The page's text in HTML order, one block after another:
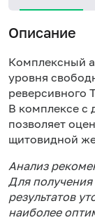
Описание
Комплексный
уровня
реверсивного
В комплексе с
позволяет
щитовидной
Анализ
Для
результатов
наиболее